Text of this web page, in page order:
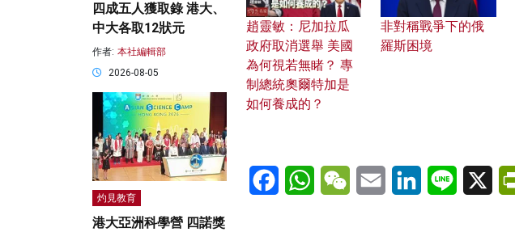
趙靈敏：尼加拉瓜
政府取消選舉 美國
為何視若無睹？ 專
制總統奧爾特加是
如何養成的？
非對稱戰爭下的俄
羅斯困境
FacebookWhatsAppWeChatEmail LinkedInLine X
四成五人獲取錄 港大、
中大各取12狀元
作者: 本社編輯部
2026-08-05
灼見教育
港大亞洲科學營 四諾獎